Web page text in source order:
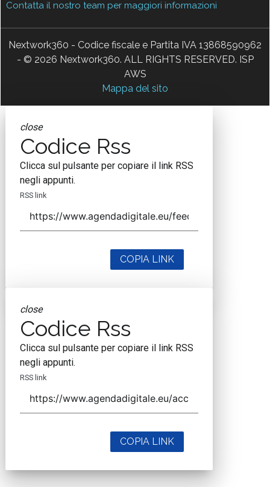
Contatta il nostro team per maggiori informazioni
Nextwork360 - Codice fiscale e Partita IVA 13868590962
- © 2026 Nextwork360. ALL RIGHTS RESERVED. ISP
AWS
Mappa del sito
close
Codice Rss
Clicca sul pulsante per copiare il link RSS
negli appunti.
RSS link
COPIA LINK
close
Codice Rss
Clicca sul pulsante per copiare il link RSS
negli appunti.
RSS link
COPIA LINK